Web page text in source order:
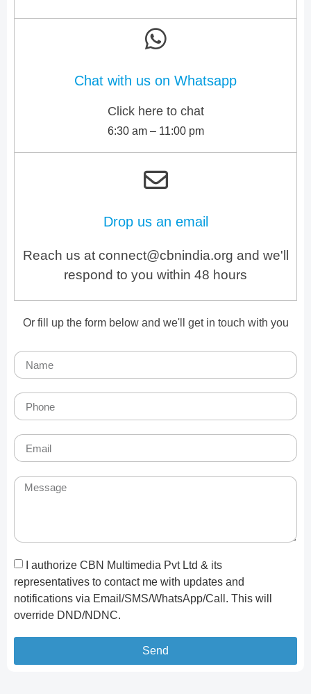
Chat with us on Whatsapp
Click here to chat
6:30 am – 11:00 pm
Drop us an email
Reach us at connect@cbnindia.org and we'll
respond to you within 48 hours
Or fill up the form below and we'll get in touch with you
I authorize CBN Multimedia Pvt Ltd & its
representatives to contact me with updates and
notifications via Email/SMS/WhatsApp/Call. This will
override DND/NDNC.
Send